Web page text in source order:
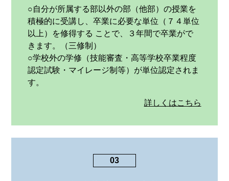
○自分が所属する部以外の部（他部）の授業を
積極的に受講し、卒業に必要な単位（７４単位
以上）を修得する ことで、３年間で卒業がで
きます。（三修制）
○学校外の学修（技能審査・高等学校卒業程度
認定試験・マイレージ制等）が単位認定されま
す。
詳しくはこちら
03